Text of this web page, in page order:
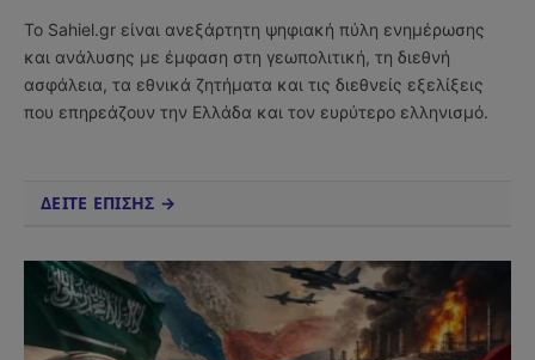
Το Sahiel.gr είναι ανεξάρτητη ψηφιακή πύλη ενημέρωσης
και ανάλυσης με έμφαση στη γεωπολιτική, τη διεθνή
ασφάλεια, τα εθνικά ζητήματα και τις διεθνείς εξελίξεις
που επηρεάζουν την Ελλάδα και τον ευρύτερο ελληνισμό.
ΔΕΙΤΕ ΕΠΙΣΗΣ →